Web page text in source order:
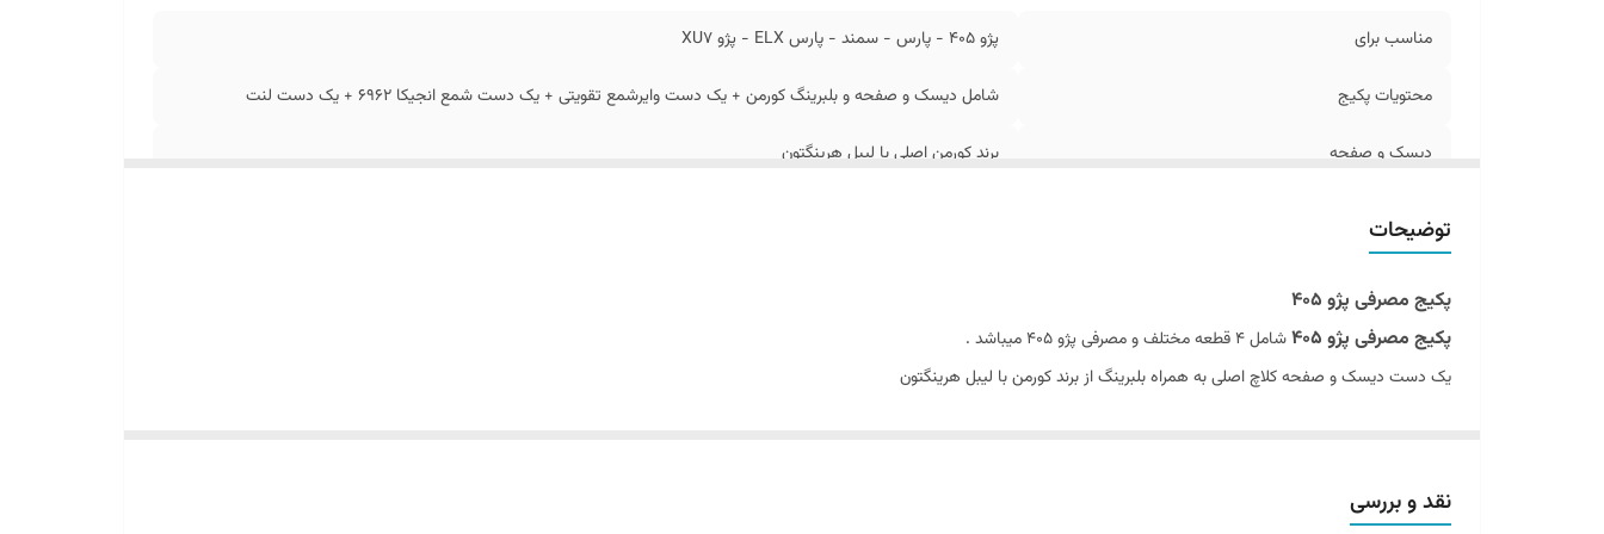
مناسب برای پژو 405 - پارس - سمند - پارس ELX - پژو XU7
محتویات پکیج شامل دیسک و صفحه و بلبرینگ کورمن + یک دست وایرشمع تقویتی + یک دست شمع انجیکا 6962 + یک دست لنت
دیسک و صفحه برند کورمن اصلی با لیبل هرینگتون
توضیحات محتویات این پکیج بصورت دوره ای با توجه به تغییر کیفیت قطعات بازار در جهت حفظ بهبود کیفیت پکیج امکان تغییر دارد.
لنت ترمز لنت ترمز کونکس پرشین
توضیحات
پکیج مصرفی پژو 405
پکیج مصرفی پژو 405
شامل 4 قطعه مختلف و مصرفی پژو 405 میباشد .
یک دست دیسک و صفحه کلاچ اصلی به همراه بلبرینگ از برند کورمن با لیبل هرینگتون
یک دست شمع انجیکا 6962 ژاپن میباشد.
نقد و بررسی